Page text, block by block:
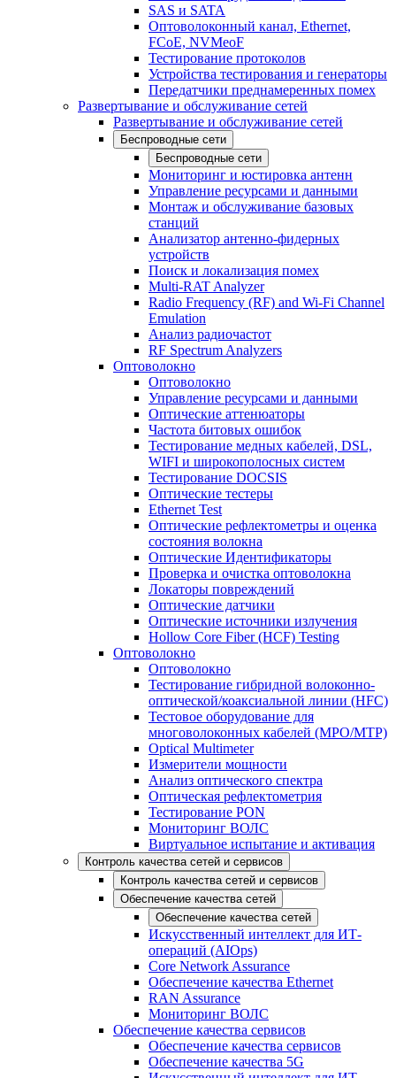
SAS и SATA
Оптоволоконный канал, Ethernet,
FCoE, NVMeoF
Тестирование протоколов
Устройства тестирования и генераторы
Передатчики преднамеренных помех
Развертывание и обслуживание сетей
Развертывание и обслуживание сетей
Беспроводные сети
Беспроводные сети
Мониторинг и юстировка антенн
Управление ресурсами и данными
Монтаж и обслуживание базовых
станций
Анализатор антенно-фидерных
устройств
Поиск и локализация помех
Multi-RAT Analyzer
Radio Frequency (RF) and Wi-Fi Channel
Emulation
Анализ радиочастот
RF Spectrum Analyzers
Оптоволокно
Оптоволокно
Управление ресурсами и данными
Оптические aттенюаторы
Частота битовых ошибок
Тестирование медных кабелей, DSL,
WIFI и широкополосных систем
Тестирование DOCSIS
Оптические тестеры
Ethernet Test
Оптические рефлектометры и оценка
состояния волокна
Оптические Идентификаторы
Проверка и очистка оптоволокна
Локаторы повреждений
Оптические датчики
Оптические источники излучения
Hollow Core Fiber (HCF) Testing
Оптоволокно
Оптоволокно
Тестирование гибридной волоконно-
оптической/коаксиальной линии (HFC)
Тестовое оборудование для
многоволоконных кабелей (MPO/MTP)
Optical Multimeter
Измерители мощности
Анализ оптического спектра
Оптическая рефлектометрия
Тестирование PON
Мониторинг ВОЛС
Виртуальное испытание и активация
Контроль качества сетей и сервисов
Контроль качества сетей и сервисов
Обеспечение качества сетей
Обеспечение качества сетей
Искусственный интеллект для ИТ-
операций (AIOps)
Core Network Assurance
Обеспечение качества Ethernet
RAN Assurance
Мониторинг ВОЛС
Обеспечение качества сервисов
Обеспечение качества сервисов
Обеспечение качества 5G